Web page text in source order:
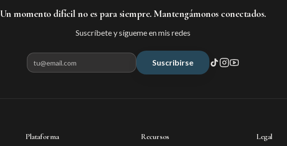
Un momento difícil no es para siempre. Mantengámonos conectados.
Suscríbete y sígueme en mis redes
Correo electrónico para suscribirte al boletín
Suscribirse
Plataforma Recursos Legal